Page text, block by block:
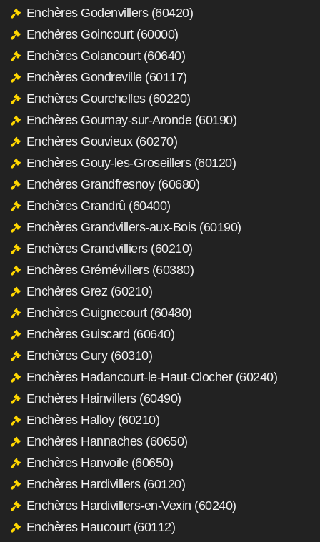
Enchères Godenvillers (60420)
Enchères Goincourt (60000)
Enchères Golancourt (60640)
Enchères Gondreville (60117)
Enchères Gourchelles (60220)
Enchères Gournay-sur-Aronde (60190)
Enchères Gouvieux (60270)
Enchères Gouy-les-Groseillers (60120)
Enchères Grandfresnoy (60680)
Enchères Grandrû (60400)
Enchères Grandvillers-aux-Bois (60190)
Enchères Grandvilliers (60210)
Enchères Grémévillers (60380)
Enchères Grez (60210)
Enchères Guignecourt (60480)
Enchères Guiscard (60640)
Enchères Gury (60310)
Enchères Hadancourt-le-Haut-Clocher (60240)
Enchères Hainvillers (60490)
Enchères Halloy (60210)
Enchères Hannaches (60650)
Enchères Hanvoile (60650)
Enchères Hardivillers (60120)
Enchères Hardivillers-en-Vexin (60240)
Enchères Haucourt (60112)